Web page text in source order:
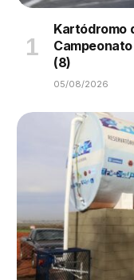
Kartódromo
(8)
05/08/2026